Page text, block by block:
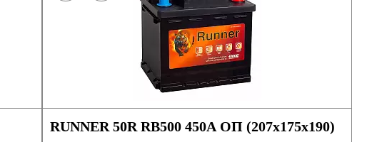
RUNNER 50R RB500 450A ОП (207х175х190)